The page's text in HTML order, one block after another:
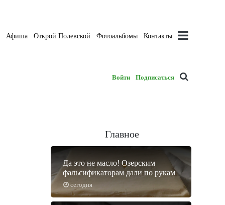
Афиша Открой Полевской Фотоальбомы Контакты
Войти Подписаться
Главное
сегодня
Да это не масло! Озерским
фальсификаторам дали по рукам